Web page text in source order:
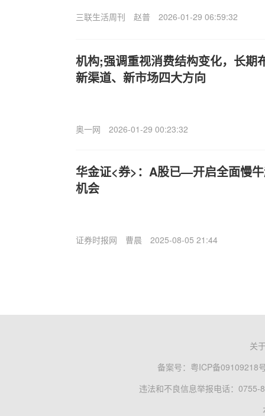
三联生活周刊 赵普 2026-01-29 06:59:32
机构;强调重视消费结构变化，长期
新渠道、新市场四大方向
奥一网 2026-01-29 00:23:32
华金证<券>：A股已—开启全面慢
机会
证券时报网 曹晨 2025-08-05 21:44
关
备案号： 粤ICP备09109218
违法和不良信息举报电话：0755-